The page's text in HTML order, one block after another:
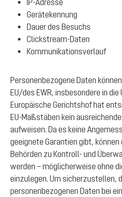
IP-Adresse
Gerätekennung
Dauer des Besuchs
Clickstream-Daten
Kommunikationsverlauf
Personenbezogene Daten
EU/des EWR, insbesondere in
Europäische Gerichtshof hat
EU-Maßstäben kein
aufweisen. Da es keine
geeignete Garantien gibt, können
Behörden zu Kontroll- und
werden – möglicherweise ohne
einzulegen. Um sicherzustellen,
personenbezogenen Daten bei